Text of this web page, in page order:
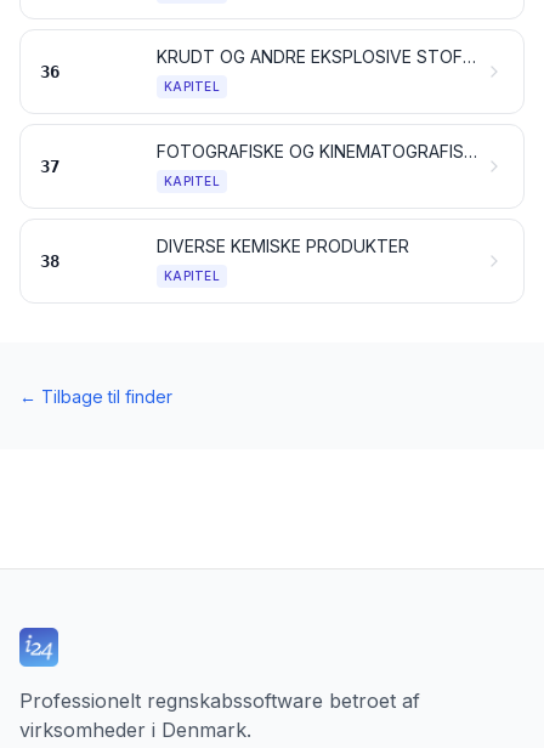
36
KRUDT OG ANDRE EKSPLOSIVE STOFFER; PYROTEKNISKE ARTIKLER; TÆNDSTIKKER; PYROFORE LEGERINGER; VISSE BRÆNDBARE MATERIALER
KAPITEL
37
FOTOGRAFISKE OG KINEMATOGRAFISKE ARTIKLER
KAPITEL
38
DIVERSE KEMISKE PRODUKTER
KAPITEL
← Tilbage til finder
Professionelt regnskabssoftware betroet af
virksomheder i Denmark.